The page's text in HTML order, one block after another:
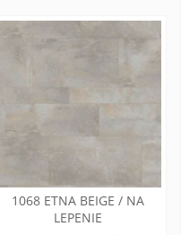
1068 ETNA BEIGE / NA
LEPENIE